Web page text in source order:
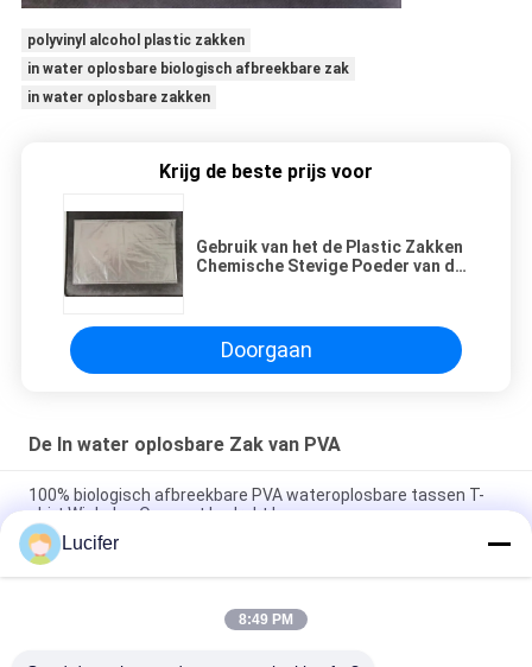
polyvinyl alcohol plastic zakken
in water oplosbare biologisch afbreekbare zak
in water oplosbare zakken
Krijg de beste prijs voor
Gebruik van het de Plastic Zakken
Chemische Stevige Poeder van de
Doorgaan
De In water oplosbare Zak van PVA
100% biologisch afbreekbare PVA wateroplosbare tassen T-
shirt Winkelen Op maat bedrukt logo
660MM x 840MM Zak van de het Ziekenhuis de Hete In water
oplosbare Wasserij van x 25Micron
De beschikbare Koude In water oplosbare Plastic Zak van PVA
Lucifer
8:49 PM